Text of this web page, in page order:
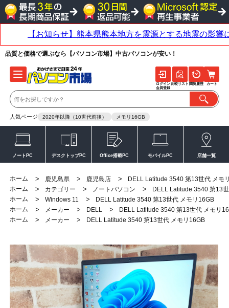
品質と価格で選ぶなら【パソコン市場】中古パソコンが安い！
人気ページ 2020年以降（10世代前後） メモリ16GB
ログイン
会員登録
比較リスト 閲覧履歴 カート
ノートPC デスクトップPC Office搭載PC モバイルPC 店舗一覧
ホーム > 鹿児島県 > 鹿児島店 >
DELL Latitude 3540 第13世代 メモ
ホーム
> カテゴリー > ノートパソコン >
DELL Latitude 3540 第13
ホーム
> Windows 11 >
DELL Latitude 3540 第13世代 メモリ16GB
ホーム
> メーカー > DELL >
DELL Latitude 3540 第13世代 メモリ
ホーム
> メーカー > DELL Latitude 3540 第13世代 メモリ16GB